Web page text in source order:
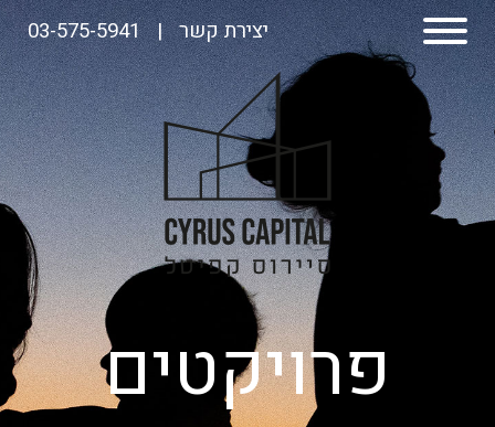
יצירת קשר|
03-575-5941
פרויקטים